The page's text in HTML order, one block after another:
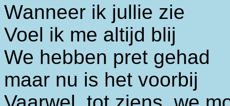
Wanneer ik jullie zie
Voel ik me altijd blij
We hebben pret gehad
maar nu is het voorbij